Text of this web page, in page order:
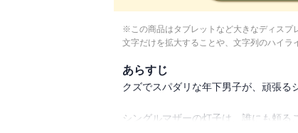
※この商品はタブレットなど大きなディスプ
文字だけを拡大することや、文字列のハイラ
あらすじ
クズでスパダリな年下男子が、頑張る
シングルマザーの灯子は、誰にも頼る